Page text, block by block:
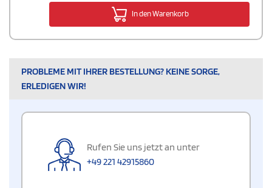
In den Warenkorb
PROBLEME MIT IHRER BESTELLUNG? KEINE SORGE,
ERLEDIGEN WIR!
Rufen Sie uns jetzt an unter
+49 221 42915860